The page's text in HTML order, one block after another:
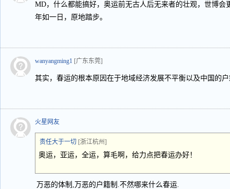
MD，什么都能搞好，奥运前无古人后无来者的壮观，世博会
年如一日，原地踏步。
wanyangming1 [广东东莞]
其实，春运的根本原因在于地域经济发展不平衡以及中国的
火星网友
责任大于一切 [浙江杭州]
奥运，亚运，全运，算毛啊，给力点把春运办好！
万恶的体制,万恶的户籍制.不然哪来什么春运.